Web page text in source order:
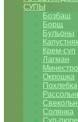
СУПЫ
Бозбаш
Борщ
Бульоны
Крем-суп
Лагман
Окрошка
Похлебка
Солянка
Суп-пюре